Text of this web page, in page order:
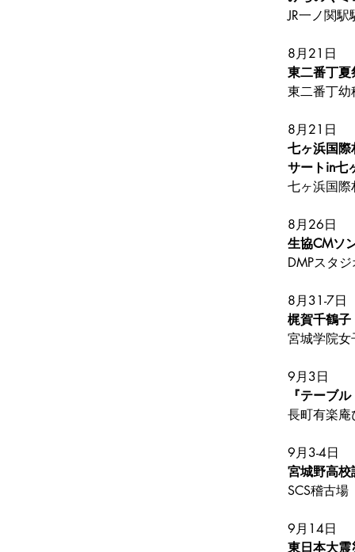
JR一ノ関
8月21日
東二番丁
東二番丁
8月21日
七ヶ浜国
サートin七
七ヶ浜国際
8月26日
生協CMソ
DMPスタ
8月31-7日
梶賀千鶴
宮城学院女
9月3日
『テーブ
長町有楽
9月3-4日
宮城野高校
SCS稽古場
9月14日
東日本大